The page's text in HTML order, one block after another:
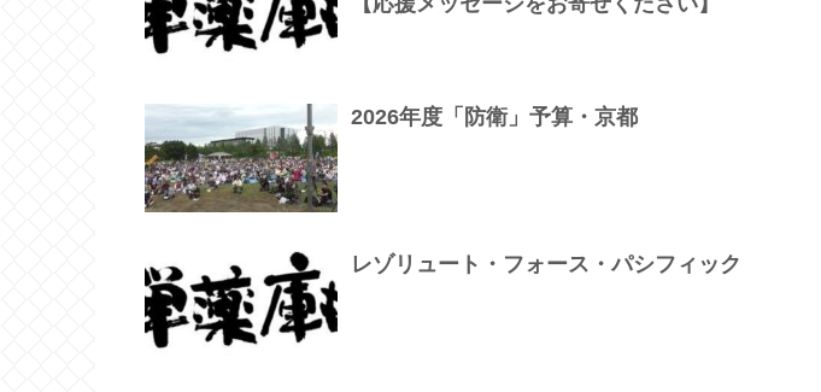
2026年度「防衛」予算・京都
レゾリュート・フォース・パシフィック